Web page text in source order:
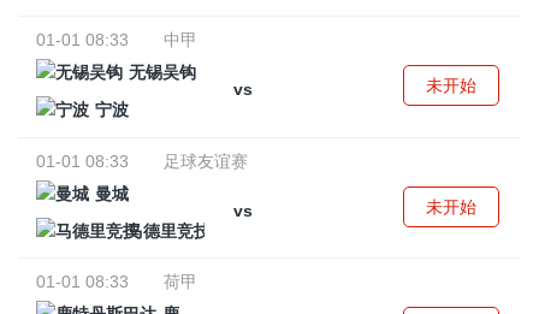
01-01 08:33
中甲
无锡吴钩
vs
宁波
未开始
01-01 08:33
足球友谊赛
曼城
vs
马德里竞技
未开始
01-01 08:33
荷甲